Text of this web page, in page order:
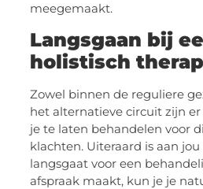
meegemaakt.
Langsgaan bij
holistisch
Zowel binnen de reguliere
het alternatieve circuit zijn
je te laten behandelen voor
klachten. Uiteraard is aan
langsgaat voor een
afspraak maakt, kun je je